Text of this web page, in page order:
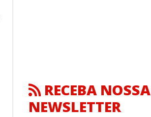
RECEBA NOSSA
NEWSLETTER